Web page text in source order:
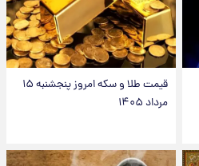
قیمت طلا و سکه امروز پنجشنبه ۱۵
مرداد ۱۴۰۵